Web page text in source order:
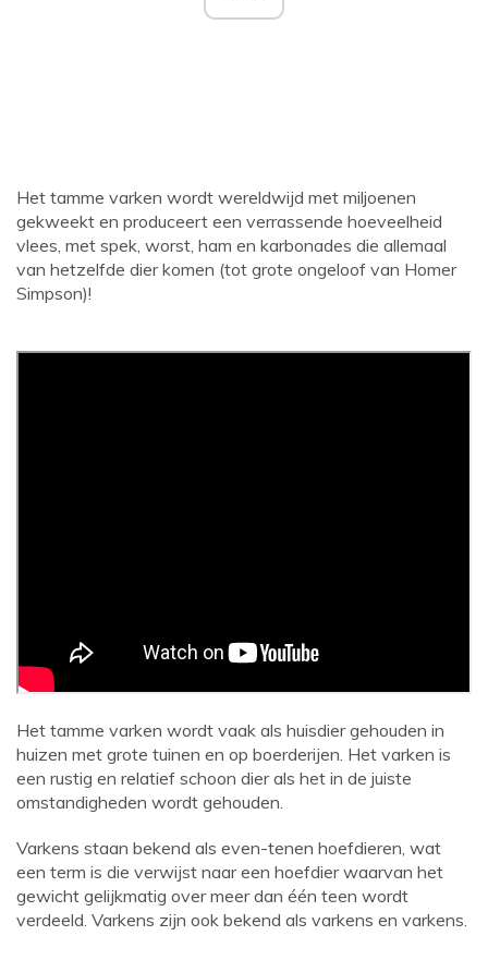
Het tamme varken wordt wereldwijd met miljoenen
gekweekt en produceert een verrassende hoeveelheid
vlees, met spek, worst, ham en karbonades die allemaal
van hetzelfde dier komen (tot grote ongeloof van Homer
Simpson)!
Het tamme varken wordt vaak als huisdier gehouden in
huizen met grote tuinen en op boerderijen. Het varken is
een rustig en relatief schoon dier als het in de juiste
omstandigheden wordt gehouden.
Varkens staan ​​bekend als even-tenen hoefdieren, wat
een term is die verwijst naar een hoefdier waarvan het
gewicht gelijkmatig over meer dan één teen wordt
verdeeld. Varkens zijn ook bekend als varkens en varkens.